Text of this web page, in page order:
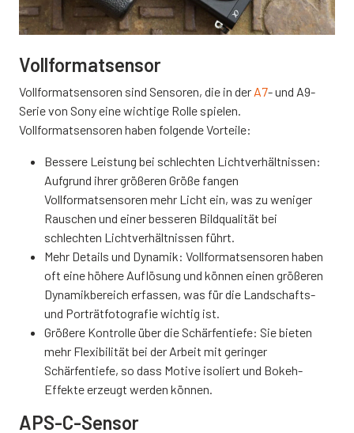
Vollformatsensor
Vollformatsensoren sind Sensoren, die in der A7- und A9-
Serie von Sony eine wichtige Rolle spielen.
Vollformatsensoren haben folgende Vorteile:
Bessere Leistung bei schlechten Lichtverhältnissen:
Aufgrund ihrer größeren Größe fangen
Vollformatsensoren mehr Licht ein, was zu weniger
Rauschen und einer besseren Bildqualität bei
schlechten Lichtverhältnissen führt.
Mehr Details und Dynamik: Vollformatsensoren haben
oft eine höhere Auflösung und können einen größeren
Dynamikbereich erfassen, was für die Landschafts-
und Porträtfotografie wichtig ist.
Größere Kontrolle über die Schärfentiefe: Sie bieten
mehr Flexibilität bei der Arbeit mit geringer
Schärfentiefe, so dass Motive isoliert und Bokeh-
Effekte erzeugt werden können.
APS-C-Sensor